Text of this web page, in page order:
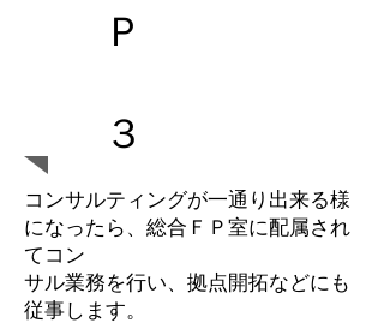
Ｐ
３
コンサルティングが一通り出来る様
になったら、総合ＦＰ室に配属され
てコン
サル業務を行い、拠点開拓などにも
従事します。